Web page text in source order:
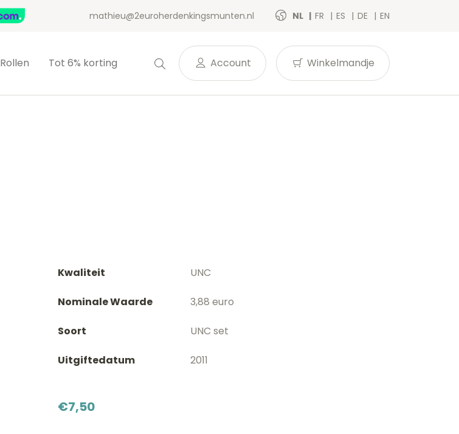
mathieu@2euroherdenkingsmunten.nl NL FR ES DE EN
Rollen Tot 6% korting Account Winkelmandje
Kwaliteit UNC
Nominale Waarde 3,88 euro
Soort UNC set
Uitgiftedatum 2011
€7,50